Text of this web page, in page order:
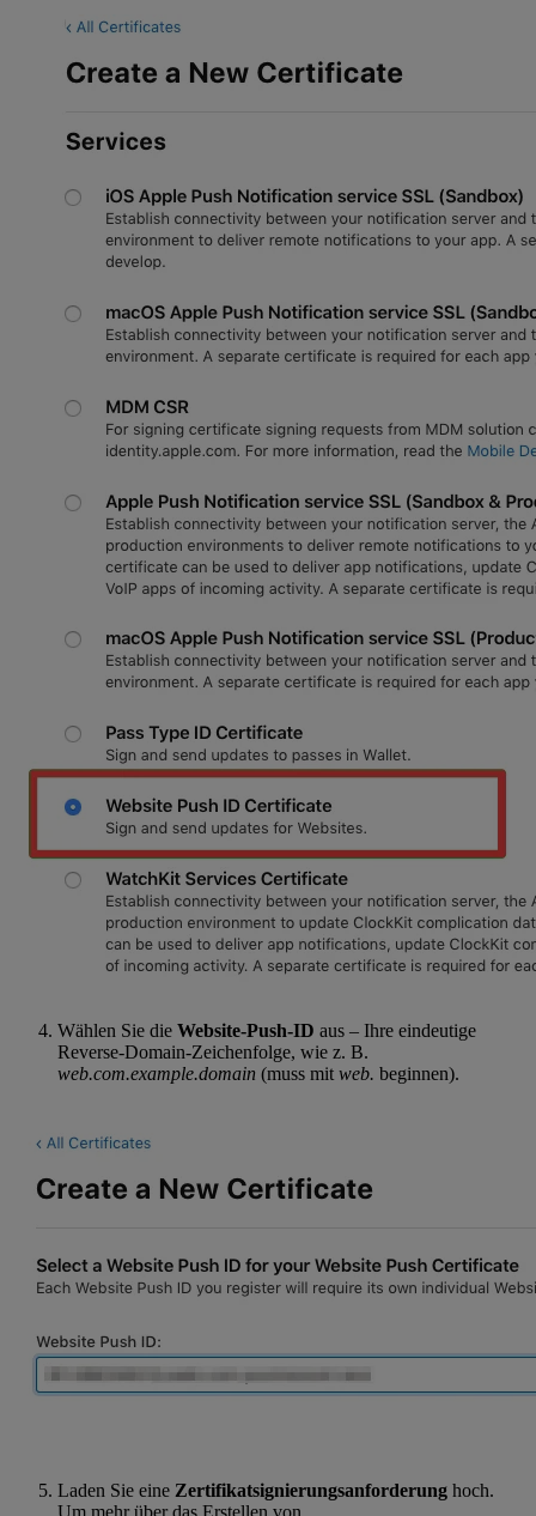
Wählen Sie die Website-Push-ID aus – Ihre eindeutige
Reverse-Domain-Zeichenfolge, wie z. B.
web.com.example.domain (muss mit web. beginnen).
Laden Sie eine Zertifikatsignierungsanforderung hoch.
Um mehr über das Erstellen von